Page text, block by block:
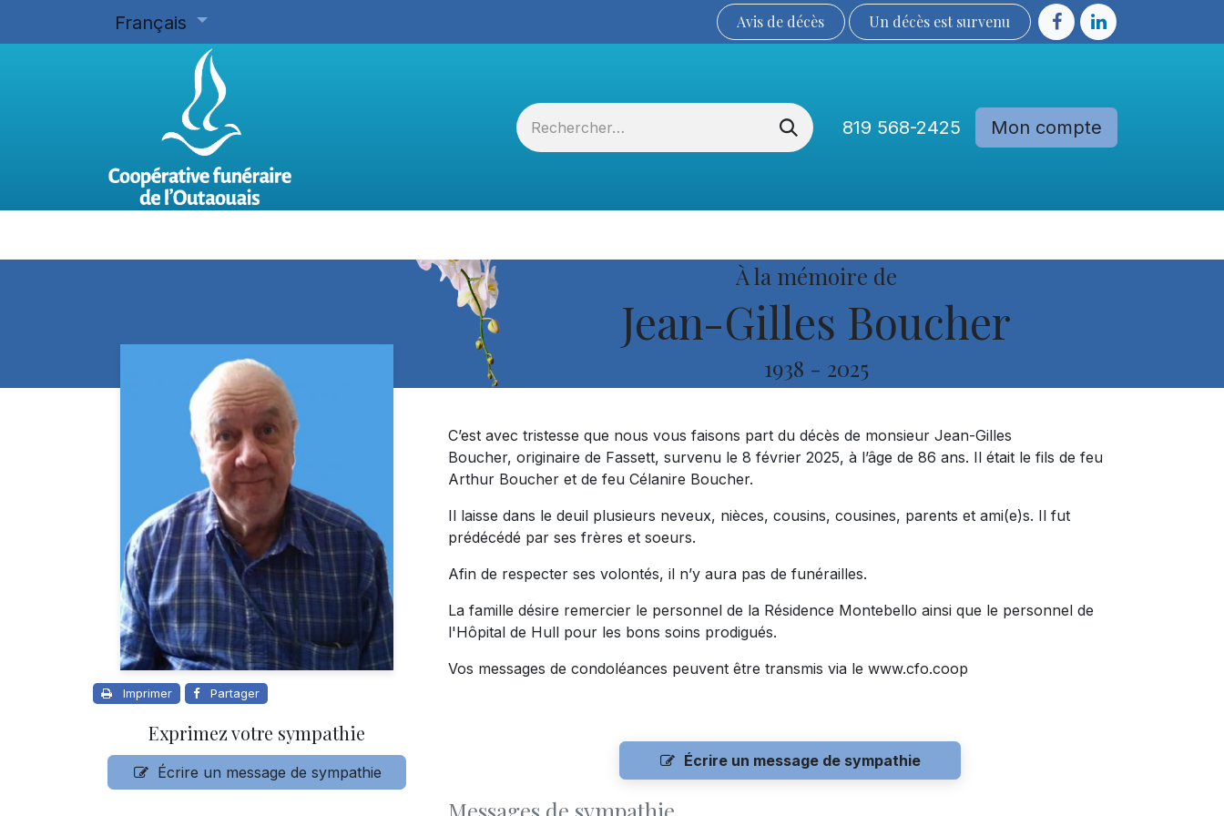
Français Avis de décès Un décès est sur​​​​​​​​ve​nu​​​​​​​​​​
819 568-2425 Mon compte
À la mémoire de
Jean-Gilles Boucher
1938 - 2025
Imprimer Partager
Exprimez votre sympathie
Écrire un message de sympathie
C’est avec tristesse que nous vous faisons part du décès de monsieur Jean-Gilles
Boucher, originaire de Fassett, survenu le 8 février 2025, à l’âge de 86 ans. Il était le fils de feu
Arthur Boucher et de feu Célanire Boucher.
Il laisse dans le deuil plusieurs neveux, nièces, cousins, cousines, parents et ami(e)s. Il fut
prédécédé par ses frères et soeurs.
Afin de respecter ses volontés, il n’y aura pas de funérailles.
La famille désire remercier le personnel de la Résidence Montebello ainsi que le personnel de
l'Hôpital de Hull pour les bons soins prodigués.
Vos messages de condoléances peuvent être transmis via le www.cfo.coop
Écrire un message de sympathie